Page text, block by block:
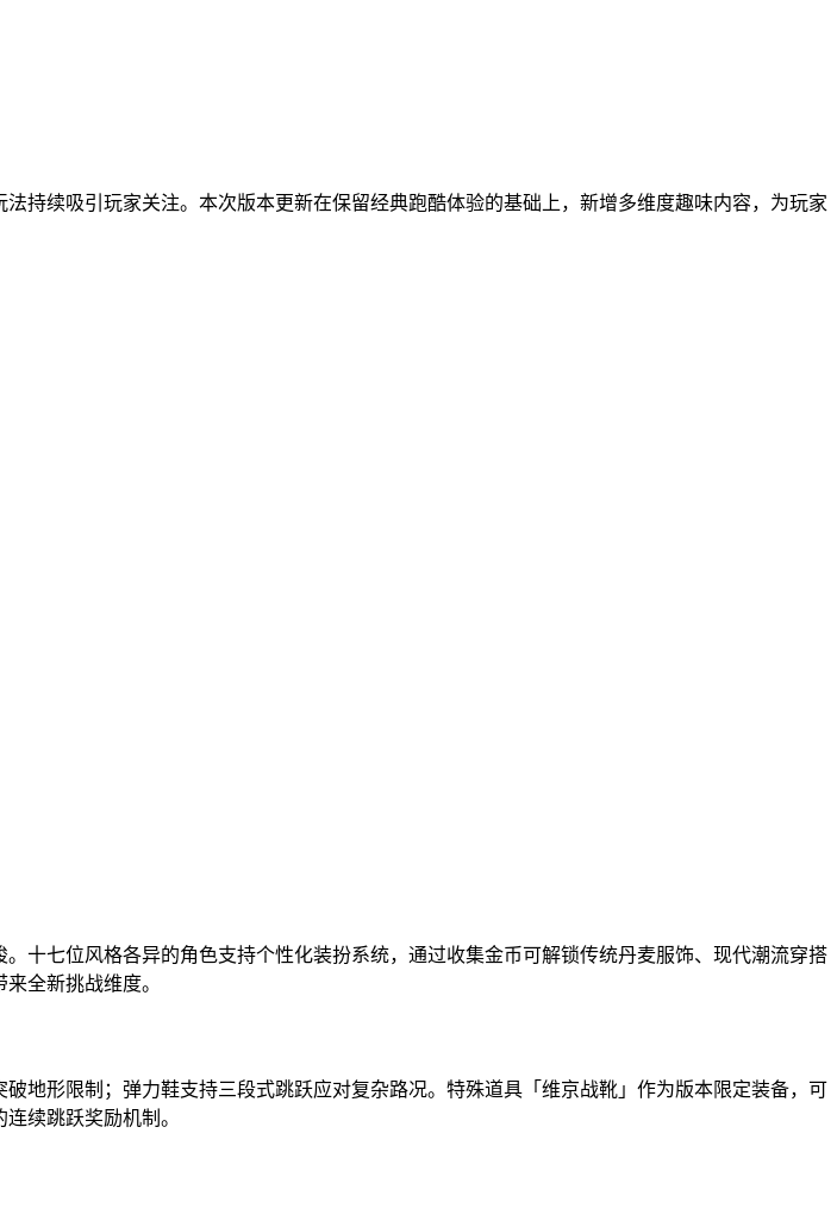
持续吸引玩家关注。本次版本更新在保留经典跑酷体验的基础上，新增多维度趣味内容，为玩家
十七位风格各异的角色支持个性化装扮系统，通过收集金币可解锁传统丹麦服饰、现代潮流穿搭
全新挑战维度。
地形限制；弹力鞋支持三段式跳跃应对复杂路况。特殊道具「维京战靴」作为版本限定装备，可
续跳跃奖励机制。